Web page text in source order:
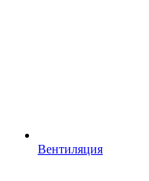
Вентиляция